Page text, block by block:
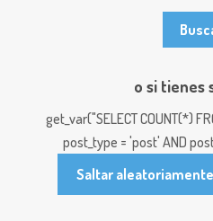
o si tienes
get_var("SELECT COUNT(*)
post_type = 'post' AND
Saltar